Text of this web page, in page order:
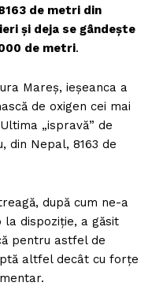
de metri din
și deja se gândește
de metri.
Mareș, ieșeanca a
de oxigen cei mai
„ispravă” de
din Nepal, 8163 de
după cum ne-a
dispoziție, a găsit
pentru astfel de
altfel decât cu forțe